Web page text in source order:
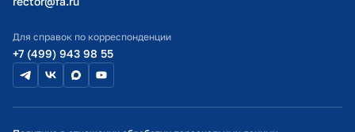
Для справок по корреспонденции
+7 (499) 943 98 55